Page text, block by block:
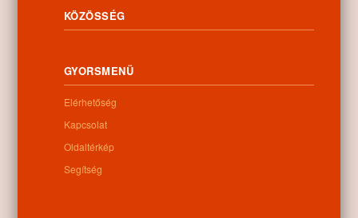
Kedd: 9:00-12:00 13:00-16:30
Szerda: 9:00-12:00 13:00-16:30
Szombat: 9:00-12:00
Vasárnap: zárva
Hírlevél
KÖZÖSSÉG
GYORSMENÜ
Elérhetőség
Kapcsolat
Oldaltérkép
Segítség